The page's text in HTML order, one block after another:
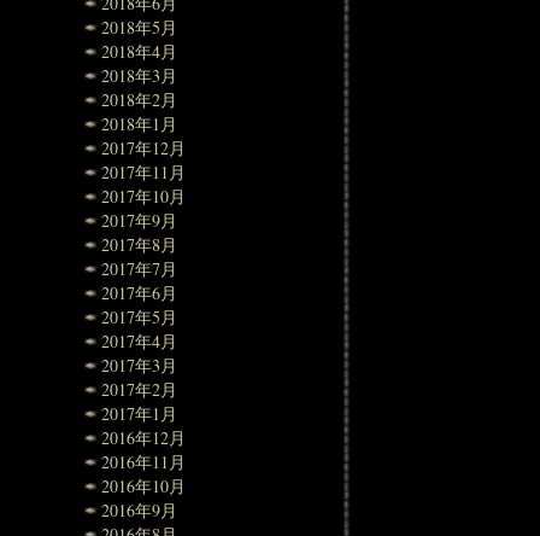
2018年5月
2018年4月
2018年3月
2018年2月
2018年1月
2017年12月
2017年11月
2017年10月
2017年9月
2017年8月
2017年7月
2017年6月
2017年5月
2017年4月
2017年3月
2017年2月
2017年1月
2016年12月
2016年11月
2016年10月
2016年9月